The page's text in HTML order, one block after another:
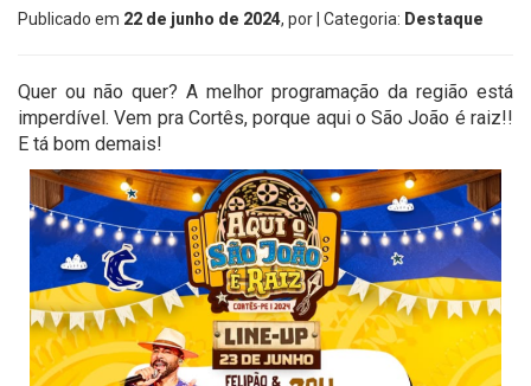
Publicado em 22 de junho de 2024, por | Categoria: Destaque
Quer ou não quer? A melhor programação da região está
imperdível. Vem pra Cortês, porque aqui o São João é raiz!!
E tá bom demais!